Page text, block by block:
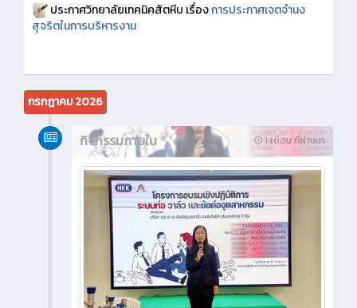
ประกาศวิทยาลัยเทคนิคสัตหีบ เรื่องการประกาศเจตจำนง
สุจริตในการบริหารงาน
กรกฎาคม 2026
1 เดือน ที่ผ่านมา
กิจกรรมภายใน